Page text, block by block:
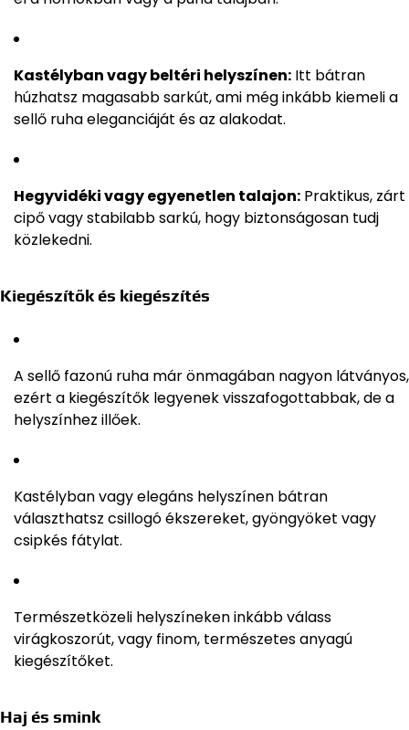
Kastélyban vagy beltéri helyszínen: Itt bátran
húzhatsz magasabb sarkút, ami még inkább kiemeli a
sellő ruha eleganciáját és az alakodat.
Hegyvidéki vagy egyenetlen talajon: Praktikus, zárt
cipő vagy stabilabb sarkú, hogy biztonságosan tudj
közlekedni.
Kiegészítők és kiegészítés
A sellő fazonú ruha már önmagában nagyon látványos,
ezért a kiegészítők legyenek visszafogottabbak, de a
helyszínhez illőek.
Kastélyban vagy elegáns helyszínen bátran
választhatsz csillogó ékszereket, gyöngyöket vagy
csipkés fátylat.
Természetközeli helyszíneken inkább válass
virágkoszorút, vagy finom, természetes anyagú
kiegészítőket.
Haj és smink